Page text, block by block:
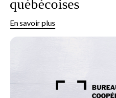
québécoises
En savoir plus